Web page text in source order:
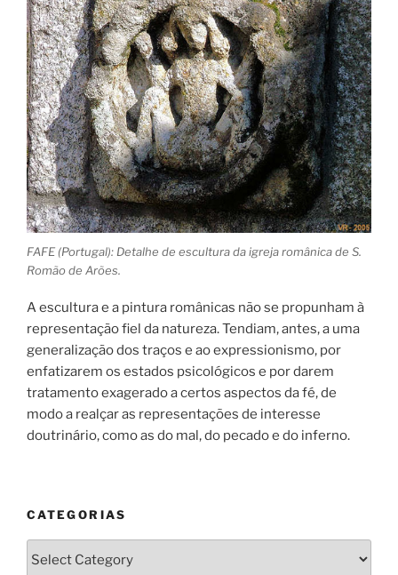
FAFE (Portugal): Detalhe de escultura da igreja românica de S.
Romão de Arões.
A escultura e a pintura românicas não se propunham à
representação fiel da natureza. Tendiam, antes, a uma
generalização dos traços e ao expressionismo, por
enfatizarem os estados psicológicos e por darem
tratamento exagerado a certos aspectos da fé, de
modo a realçar as representações de interesse
doutrinário, como as do mal, do pecado e do inferno.
CATEGORIAS